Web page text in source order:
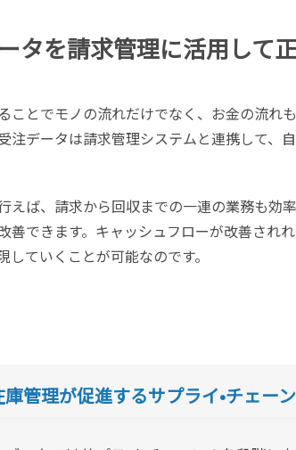
タを請求管理に活用して
ことでモノの流れだけでなく、お金の流れ
注データは請求管理システムと連携して、
えば、請求から回収までの一連の業務も効
善できます。キャッシュフローが改善され
ていくことが可能なのです。
庫管理が促進するサプライ•チェー